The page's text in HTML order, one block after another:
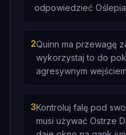
odpowiedzieć
2Quinn ma przewagę
wykorzystaj to do
agresywnym
3Kontroluj falę pod
musi używać Ostrze